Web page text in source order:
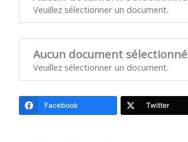
Veuillez sélectionner un document.
Aucun document sélectionné
Veuillez sélectionner un document.
Facebook Twitter